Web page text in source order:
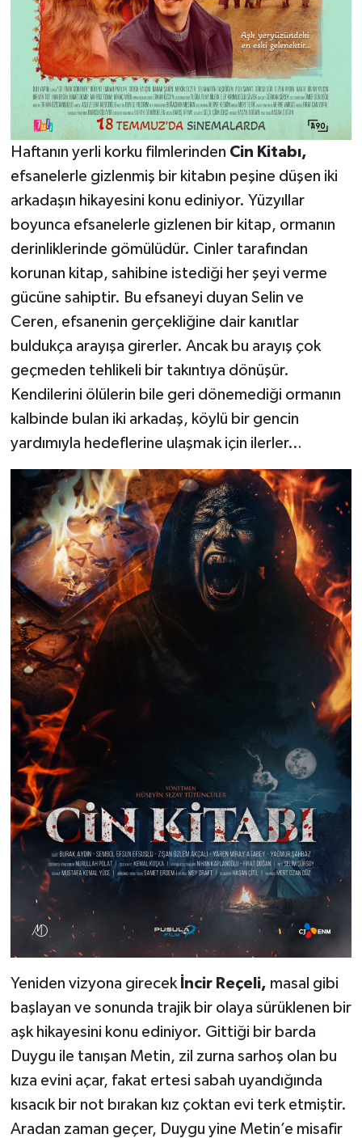
Haftanın yerli korku filmlerinden Cin Kitabı,
efsanelerle gizlenmiş bir kitabın peşine düşen iki
arkadaşın hikayesini konu ediniyor. Yüzyıllar
boyunca efsanelerle gizlenen bir kitap, ormanın
derinliklerinde gömülüdür. Cinler tarafından
korunan kitap, sahibine istediği her şeyi verme
gücüne sahiptir. Bu efsaneyi duyan Selin ve
Ceren, efsanenin gerçekliğine dair kanıtlar
buldukça arayışa girerler. Ancak bu arayış çok
geçmeden tehlikeli bir takıntıya dönüşür.
Kendilerini ölülerin bile geri dönemediği ormanın
kalbinde bulan iki arkadaş, köylü bir gencin
yardımıyla hedeflerine ulaşmak için ilerler…
Yeniden vizyona girecek İncir Reçeli, masal gibi
başlayan ve sonunda trajik bir olaya sürüklenen bir
aşk hikayesini konu ediniyor. Gittiği bir barda
Duygu ile tanışan Metin, zil zurna sarhoş olan bu
kıza evini açar, fakat ertesi sabah uyandığında
kısacık bir not bırakan kız çoktan evi terk etmiştir.
Aradan zaman geçer, Duygu yine Metin’e misafir